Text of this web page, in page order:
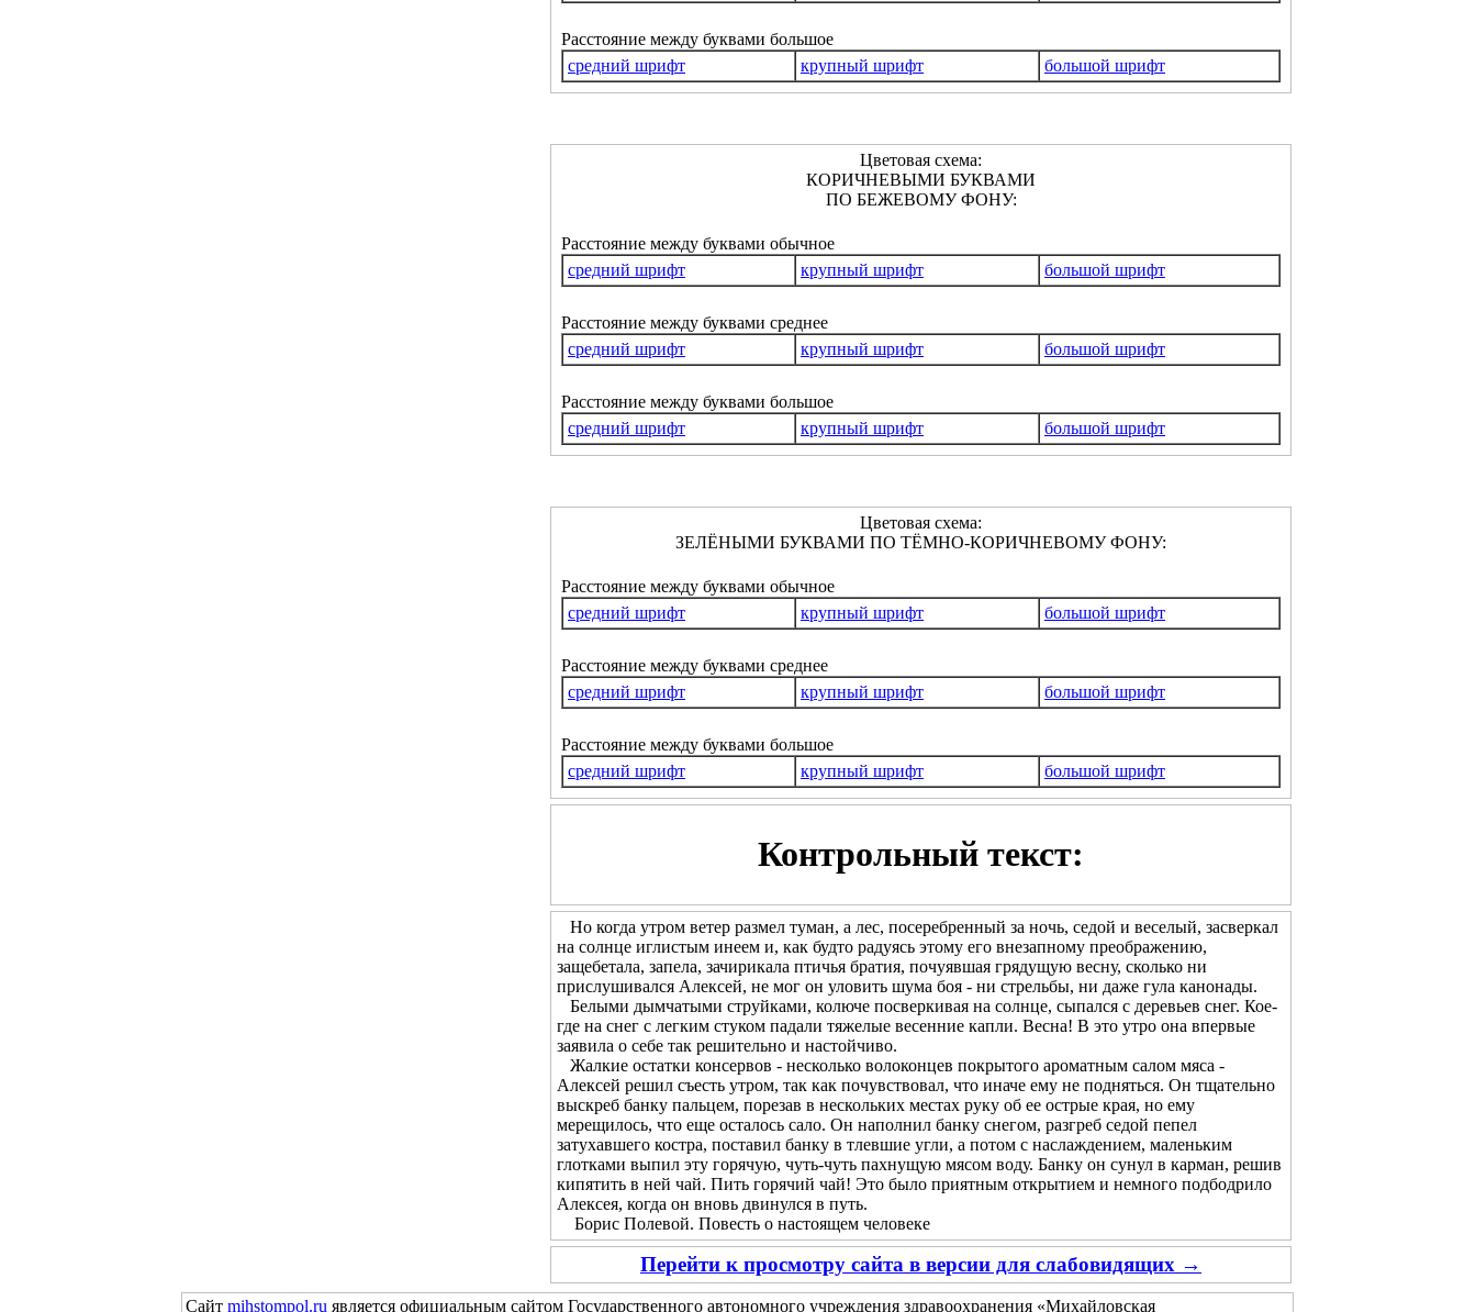
Расстояние между буквами большое
средний шрифт
крупный шрифт большой шрифт
Цветовая схема:
КОРИЧНЕВЫМИ БУКВАМИ
ПО БЕЖЕВОМУ ФОНУ:
Расстояние между буквами обычное
средний шрифт
крупный шрифт большой шрифт
Расстояние между буквами среднее
средний шрифт
крупный шрифт большой шрифт
Расстояние между буквами большое
средний шрифт
крупный шрифт большой шрифт
Цветовая схема:
ЗЕЛЁНЫМИ БУКВАМИ ПО ТЁМНО-КОРИЧНЕВОМУ ФОНУ:
Расстояние между буквами обычное
средний шрифт
крупный шрифт большой шрифт
Расстояние между буквами среднее
средний шрифт
крупный шрифт большой шрифт
Расстояние между буквами большое
средний шрифт
крупный шрифт большой шрифт
Контрольный текст:
Но когда утром ветер размел туман, а лес, посеребренный за ночь, седой и веселый, засверкал
на солнце иглистым инеем и, как будто радуясь этому его внезапному преображению,
защебетала, запела, зачирикала птичья братия, почуявшая грядущую весну, сколько ни
прислушивался Алексей, не мог он уловить шума боя - ни стрельбы, ни даже гула канонады.
Белыми дымчатыми струйками, колюче посверкивая на солнце, сыпался с деревьев снег. Кое-
где на снег с легким стуком падали тяжелые весенние капли. Весна! В это утро она впервые
заявила о себе так решительно и настойчиво.
Жалкие остатки консервов - несколько волоконцев покрытого ароматным салом мяса -
Алексей решил съесть утром, так как почувствовал, что иначе ему не подняться. Он тщательно
выскреб банку пальцем, порезав в нескольких местах руку об ее острые края, но ему
мерещилось, что еще осталось сало. Он наполнил банку снегом, разгреб седой пепел
затухавшего костра, поставил банку в тлевшие угли, а потом с наслаждением, маленьким
глотками выпил эту горячую, чуть-чуть пахнущую мясом воду. Банку он сунул в карман, решив
кипятить в ней чай. Пить горячий чай! Это было приятным открытием и немного подбодрило
Алексея, когда он вновь двинулся в путь.
Борис Полевой. Повесть о настоящем человеке
Перейти к просмотру сайта в версии для слабовидящих →
Сайт mihstompol.ru является официальным сайтом Государственного автономного учреждения здравоохранения «Михайловская